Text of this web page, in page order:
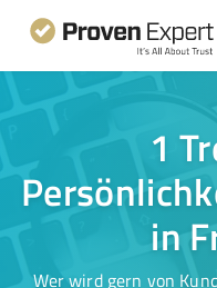
1
in
Wer wird gern von